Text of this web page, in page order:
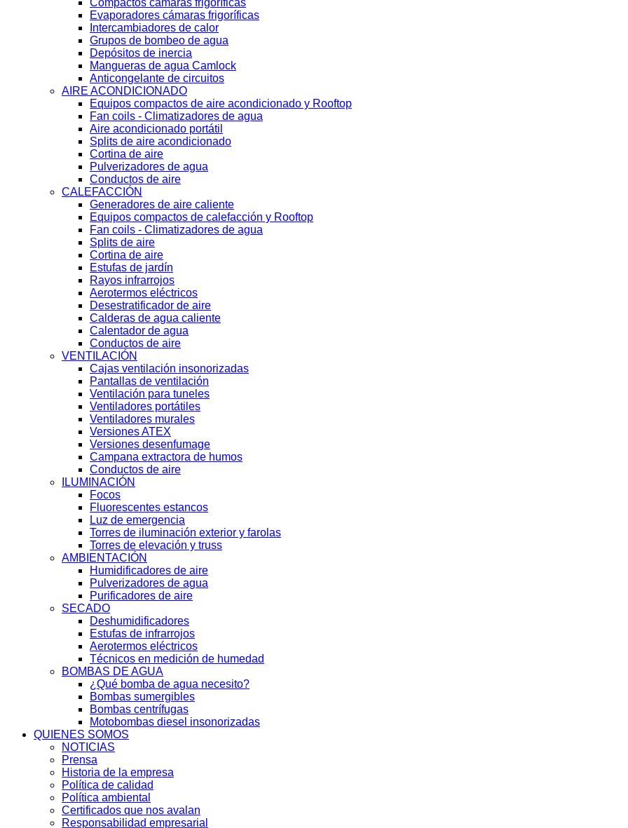
Compactos cámaras frigoríficas
Evaporadores cámaras frigoríficas
Intercambiadores de calor
Grupos de bombeo de agua
Depósitos de inercia
Mangueras de agua Camlock
Anticongelante de circuitos
AIRE ACONDICIONADO
Equipos compactos de aire acondicionado y Rooftop
Fan coils - Climatizadores de agua
Aire acondicionado portátil
Splits de aire acondicionado
Cortina de aire
Pulverizadores de agua
Conductos de aire
CALEFACCIÓN
Generadores de aire caliente
Equipos compactos de calefacción y Rooftop
Fan coils - Climatizadores de agua
Splits de aire
Cortina de aire
Estufas de jardín
Rayos infrarrojos
Aerotermos eléctricos
Desestratificador de aire
Calderas de agua caliente
Calentador de agua
Conductos de aire
VENTILACIÓN
Cajas ventilación insonorizadas
Pantallas de ventilación
Ventilación para tuneles
Ventiladores portátiles
Ventiladores murales
Versiones ATEX
Versiones desenfumage
Campana extractora de humos
Conductos de aire
ILUMINACIÓN
Focos
Fluorescentes estancos
Luz de emergencia
Torres de iluminación exterior y farolas
Torres de elevación y truss
AMBIENTACIÓN
Humidificadores de aire
Pulverizadores de agua
Purificadores de aire
SECADO
Deshumidificadores
Estufas de infrarrojos
Aerotermos eléctricos
Técnicos en medición de humedad
BOMBAS DE AGUA
¿Qué bomba de agua necesito?
Bombas sumergibles
Bombas centrífugas
Motobombas diesel insonorizadas
QUIENES SOMOS
NOTICIAS
Prensa
Historia de la empresa
Política de calidad
Política ambiental
Certificados que nos avalan
Responsabilidad empresarial